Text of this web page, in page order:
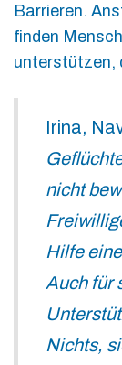
Barrieren.
finden
unterstützen,
Irina,
nicht
Hilfe
Auch für
Nichts,